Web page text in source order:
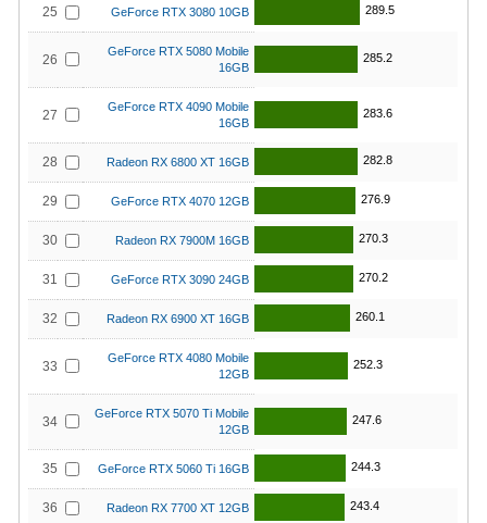
25 GeForce RTX 3080 10GB 289.5
26
GeForce RTX 5080 Mobile
16GB
285.2
27
GeForce RTX 4090 Mobile
16GB
283.6
28 Radeon RX 6800 XT 16GB 282.8
29 GeForce RTX 4070 12GB 276.9
30 Radeon RX 7900M 16GB 270.3
31 GeForce RTX 3090 24GB 270.2
32 Radeon RX 6900 XT 16GB 260.1
33
GeForce RTX 4080 Mobile
12GB
252.3
34
GeForce RTX 5070 Ti Mobile
12GB
247.6
35 GeForce RTX 5060 Ti 16GB 244.3
36 Radeon RX 7700 XT 12GB 243.4